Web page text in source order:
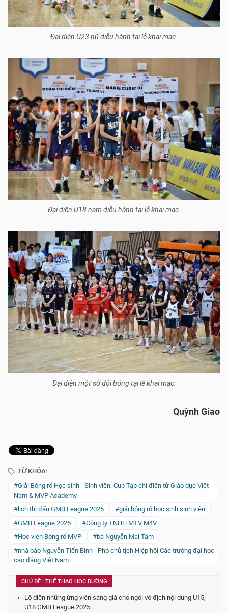
Đại diện U23 nữ diễu hành tại lễ khai mạc.
Đại diện U18 nam diễu hành tại lễ khai mạc.
Đại diện một số đội bóng tại lễ khai mạc.
Quỳnh Giao
TỪ KHÓA:
#Giải Bóng rổ Học sinh - Sinh viên: Cup Tạp chí điện tử Giáo dục Việt
Nam & MVP Academy
#lịch thi đấu GMB League 2025
#giải bóng rổ học sinh sinh viên
#GMB League 2025
#Công ty TNHH MTV M4V
#Học viện Bóng rổ MVP
#bà Nguyễn Mai Tâm
#nhà báo Nguyễn Tiến Bình - Phó chủ tịch Hiệp hội Các trường đại học
cao đẳng Việt Nam
CHỦ ĐỀ : THỂ THAO HỌC ĐƯỜNG
Lộ diện những ứng viên sáng giá cho ngôi vô địch nội dung U15,
U18 GMB League 2025